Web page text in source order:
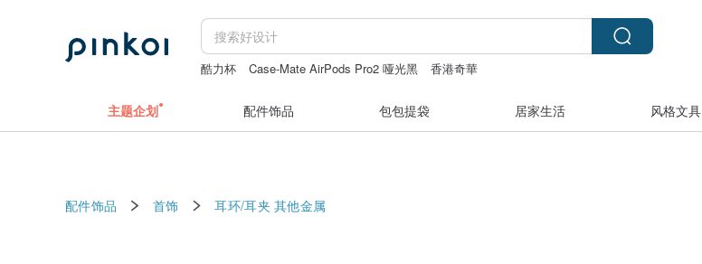
酷力杯 Case-Mate AirPods Pro2 哑光黑
香港奇華
主题企划 配件饰品 包包提袋 居家生活 风格文具
配件饰品 首饰 耳环/耳夹 其他金属